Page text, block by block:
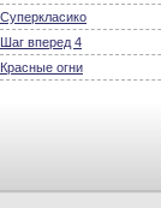
Суперкласико
Шаг вперед 4
Красные огни